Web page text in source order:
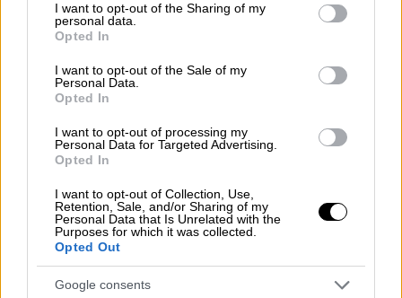
not limited to your visit or usage behaviour. You may click to
grant or deny consent to Google and its third-party tags to
use your data for below specified purposes in below Google
consent section.
I want to opt-out of the Sharing of my
personal data.
Opted In
I want to opt-out of the Sale of my
Personal Data.
Opted In
I want to opt-out of processing my
Personal Data for Targeted Advertising.
Opted In
I want to opt-out of Collection, Use,
Retention, Sale, and/or Sharing of my
Personal Data that Is Unrelated with the
Purposes for which it was collected.
Opted Out
Google consents
«σφοδρές» επιθέσεις παρά την
εκεχειρία
Οι παραβιάσεις αυτές «θα βρουν απέναντί
τους τηναπάντηση και την αντίσταση» της
Χεζμπολάχ που είναι «έτοιμη να
υπερασπιστεί το έδαφός της και τον λαό
», προσθέτει σε ανακοίνωση.
Νέος κύκλος ισραηλινών επιθέσεων
στον Λίβανο